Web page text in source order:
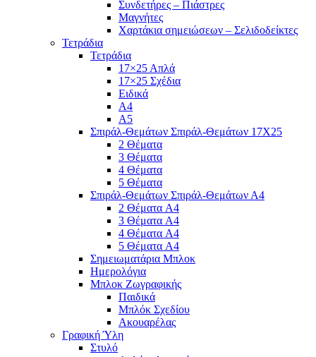
Συνδετήρες – Πιάστρες
Μαγνήτες
Χαρτάκια σημειώσεων – Σελιδοδείκτες
Τετράδια
Τετράδια
17×25 Απλά
17×25 Σχέδια
Ειδικά
Α4
Α5
Σπιράλ-Θεμάτων Σπιράλ-Θεμάτων 17Χ25
2 Θέματα
3 Θέματα
4 Θέματα
5 Θέματα
Σπιράλ-Θεμάτων Σπιράλ-Θεμάτων Α4
2 Θέματα A4
3 Θέματα A4
4 Θέματα A4
5 Θέματα A4
Σημειωματάρια Μπλοκ
Ημερολόγια
Μπλοκ Ζωγραφικής
Παιδικά
Μπλόκ Σχεδίου
Ακουαρέλας
Γραφική Ύλη
Στυλό